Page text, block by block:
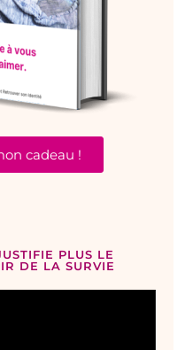
cadeau !
PLUS LE
DE LA SURVIE